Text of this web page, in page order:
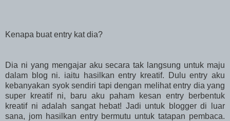
Kenapa buat entry kat dia?
Dia ni yang mengajar aku secara tak langsung untuk maju
dalam blog ni. iaitu hasilkan entry kreatif. Dulu entry aku
kebanyakan syok sendiri tapi dengan melihat entry dia yang
super kreatif ni, baru aku paham kesan entry berbentuk
kreatif ni adalah sangat hebat! Jadi untuk blogger di luar
sana, jom hasilkan entry bermutu untuk tatapan pembaca.